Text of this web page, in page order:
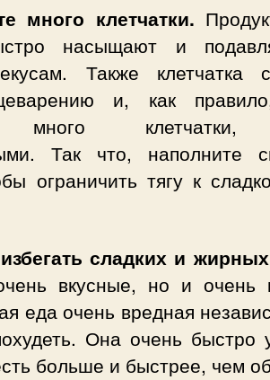
много клетчатки.
насыщают и
Также клетчатка
и, как
много клетчатки,
Так что, наполните
ограничить тягу к
сладких и
вкусные, но и очень
еда очень вредная
Она очень быстро
больше и быстрее, чем